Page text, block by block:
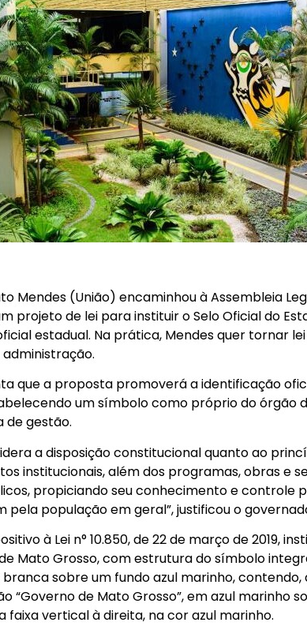
Mendes (União) encaminhou à Assembleia
projeto de lei para instituir o Selo Oficial do
estadual. Na prática, Mendes quer tornar
que a proposta promoverá a identificação
um símbolo como próprio do órgão
de gestão.
a disposição constitucional quanto ao
institucionais, além dos programas, obras e
propiciando seu conhecimento e controle
pela população em geral”, justificou o
à Lei n° 10.850, de 22 de março de 2019,
Mato Grosso, com estrutura do símbolo
sobre um fundo azul marinho, contendo,
“Governo de Mato Grosso”, em azul marinho
faixa vertical à direita, na cor azul marinho.